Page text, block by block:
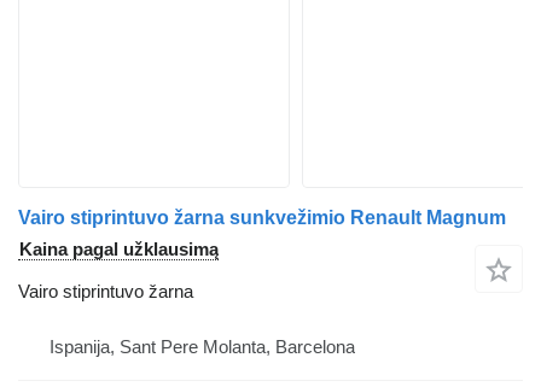
Vairo stiprintuvo žarna sunkvežimio Renault Magnum
Kaina pagal užklausimą
Vairo stiprintuvo žarna
Ispanija, Sant Pere Molanta, Barcelona